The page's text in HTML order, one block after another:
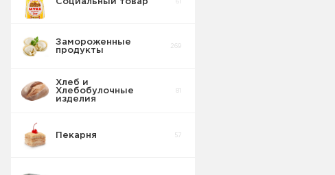
Торты
Вафельные
изделия
Шоколадные
61
Замороженные
продукты
269
Хлеб и
Хлебобулочные
изделия
81
Пекарня 57